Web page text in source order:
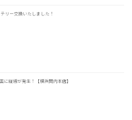
リー交換いたしました！
縦線が発生！【横浜関内本店】